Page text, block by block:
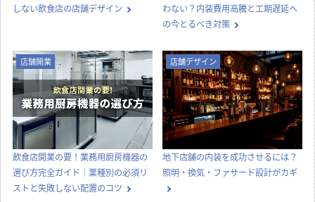
しない飲食店の店舗デザイン
わない？内装費用高騰と工期遅延へ
の今とるべき対策
店舗開業
飲食店開業の要！業務用厨房機器の
選び方完全ガイド｜業種別の必須リ
ストと失敗しない配置のコツ
店舗デザイン
地下店舗の内装を成功させるには？
照明・換気・ファサード設計がカギ